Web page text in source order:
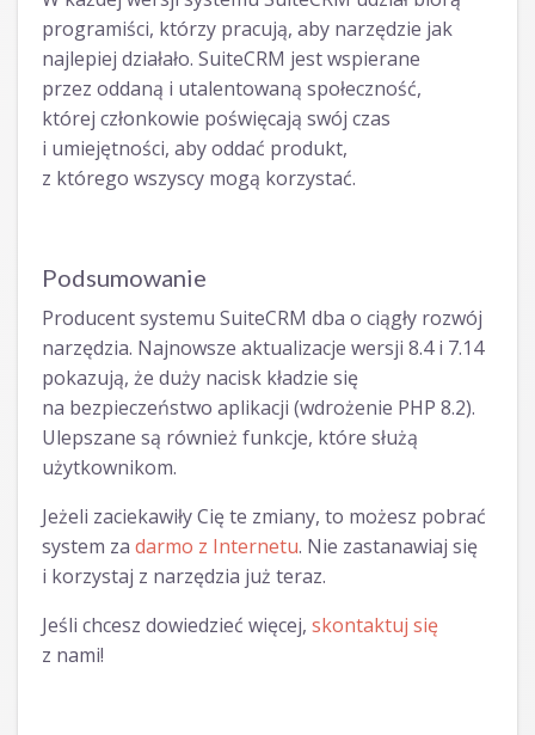
programiści, którzy pracują, aby narzędzie jak
najlepiej działało. SuiteCRM jest wspierane
przez oddaną i utalentowaną społeczność,
której członkowie poświęcają swój czas
i umiejętności, aby oddać produkt,
z którego wszyscy mogą korzystać.
Podsumowanie
Producent systemu SuiteCRM dba o ciągły rozwój
narzędzia. Najnowsze aktualizacje wersji 8.4 i 7.14
pokazują, że duży nacisk kładzie się
na bezpieczeństwo aplikacji (wdrożenie PHP 8.2).
Ulepszane są również funkcje, które służą
użytkownikom.
Jeżeli zaciekawiły Cię te zmiany, to możesz pobrać
system za darmo z Internetu. Nie zastanawiaj się
i korzystaj z narzędzia już teraz.
Jeśli chcesz dowiedzieć więcej, skontaktuj się
z nami!